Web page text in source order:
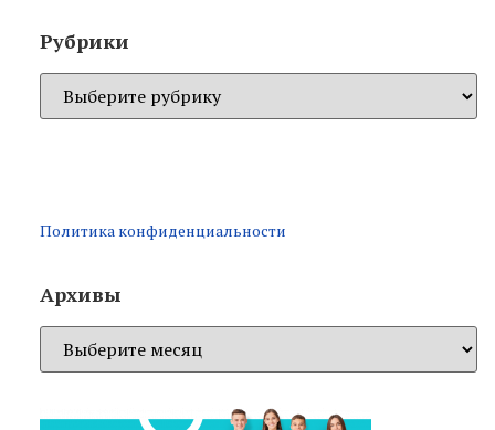
Рубрики
Политика конфиденциальности
Архивы